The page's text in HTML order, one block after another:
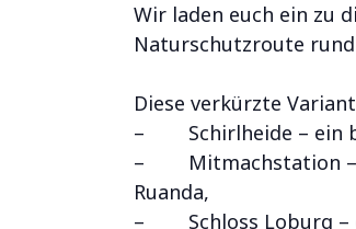
Wir laden euch ein zu
Naturschutzroute
Diese verkürzte
– Schirlheide –
– Mitmachstation
Ruanda,
– Schloss Loburg